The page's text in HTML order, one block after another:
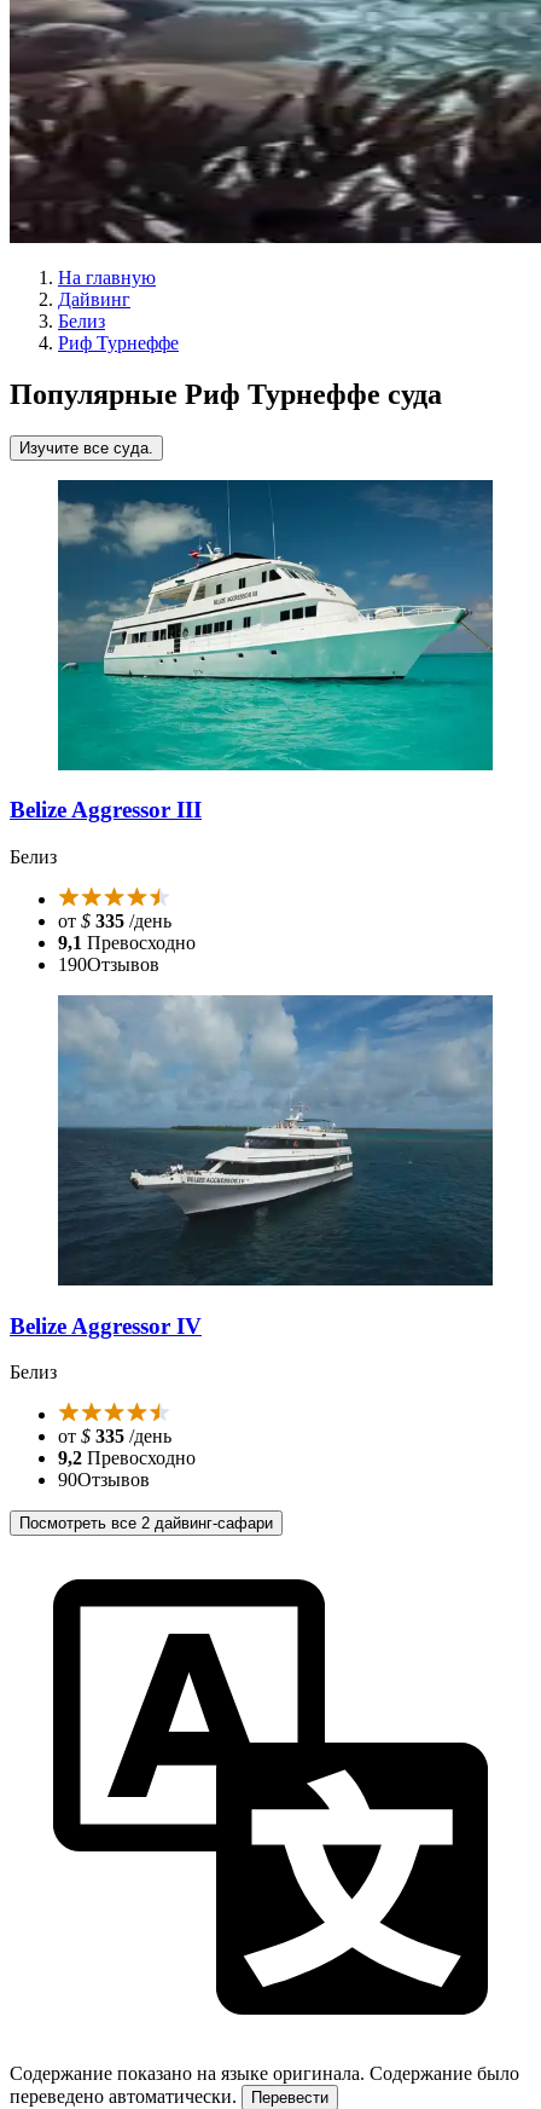
На главную
Дайвинг
Белиз
Риф Турнеффе
Популярные Риф Турнеффе суда
Изучите все суда.
Belize Aggressor III
Белиз
от $ 335 /день
9,1 Превосходно
190Отзывов
Belize Aggressor IV
Белиз
от $ 335 /день
9,2 Превосходно
90Отзывов
Посмотреть все 2 дайвинг-сафари
Содержание показано на языке оригинала. Содержание было
переведено автоматически.
Перевести